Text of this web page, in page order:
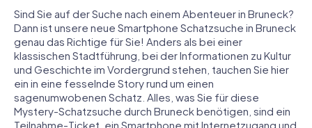
Sind Sie auf der Suche nach einem Abenteuer in Bruneck?
Dann ist unsere neue Smartphone Schatzsuche in Bruneck
genau das Richtige für Sie! Anders als bei einer
klassischen Stadtführung, bei der Informationen zu Kultur
und Geschichte im Vordergrund stehen, tauchen Sie hier
ein in eine fesselnde Story rund um einen
sagenumwobenen Schatz. Alles, was Sie für diese
Mystery-Schatzsuche durch Bruneck benötigen, sind ein
Teilnahme-Ticket, ein Smartphone mit Internetzugang und